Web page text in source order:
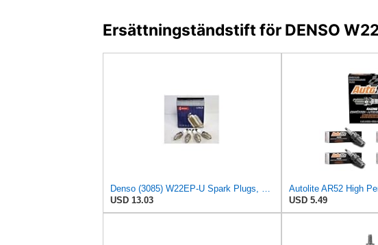
Ersättningständstift för DENSO
USD 13.03
USD 5.49